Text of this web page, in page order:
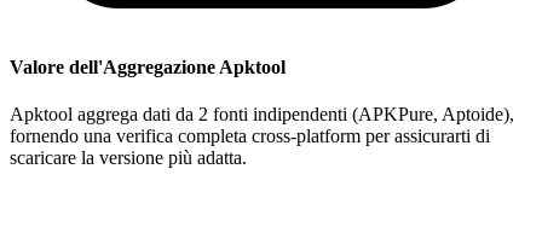
Valore dell'Aggregazione Apktool
Apktool aggrega dati da 2 fonti indipendenti (APKPure, Aptoide),
fornendo una verifica completa cross-platform per assicurarti di
scaricare la versione più adatta.